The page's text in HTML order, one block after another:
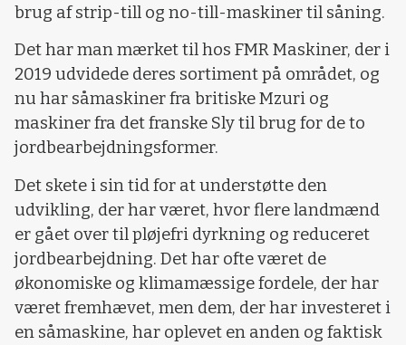
brug af strip-till og no-till-maskiner til såning.
Det har man mærket til hos FMR Maskiner, der i
2019 udvidede deres sortiment på området, og
nu har såmaskiner fra britiske Mzuri og
maskiner fra det franske Sly til brug for de to
jordbearbejdningsformer.
Det skete i sin tid for at understøtte den
udvikling, der har været, hvor flere landmænd
er gået over til pløjefri dyrkning og reduceret
jordbearbejdning. Det har ofte været de
økonomiske og klimamæssige fordele, der har
været fremhævet, men dem, der har investeret i
en såmaskine, har oplevet en anden og faktisk